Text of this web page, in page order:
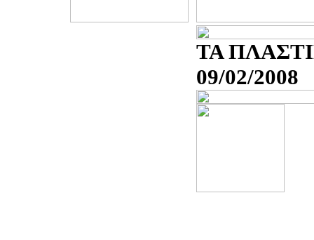
ΤΑ
09/02/2008